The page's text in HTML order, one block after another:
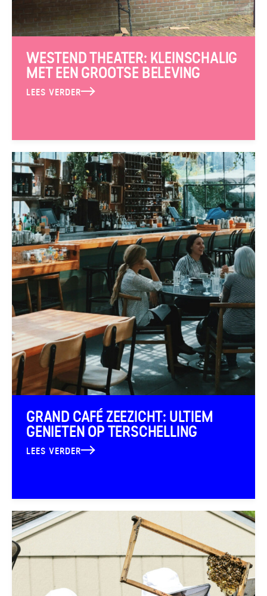
WESTEND THEATER: KLEINSCHALIG
MET EEN GROOTSE BELEVING
LEES VERDER
GRAND CAFÉ ZEEZICHT: ULTIEM
GENIETEN OP TERSCHELLING
LEES VERDER